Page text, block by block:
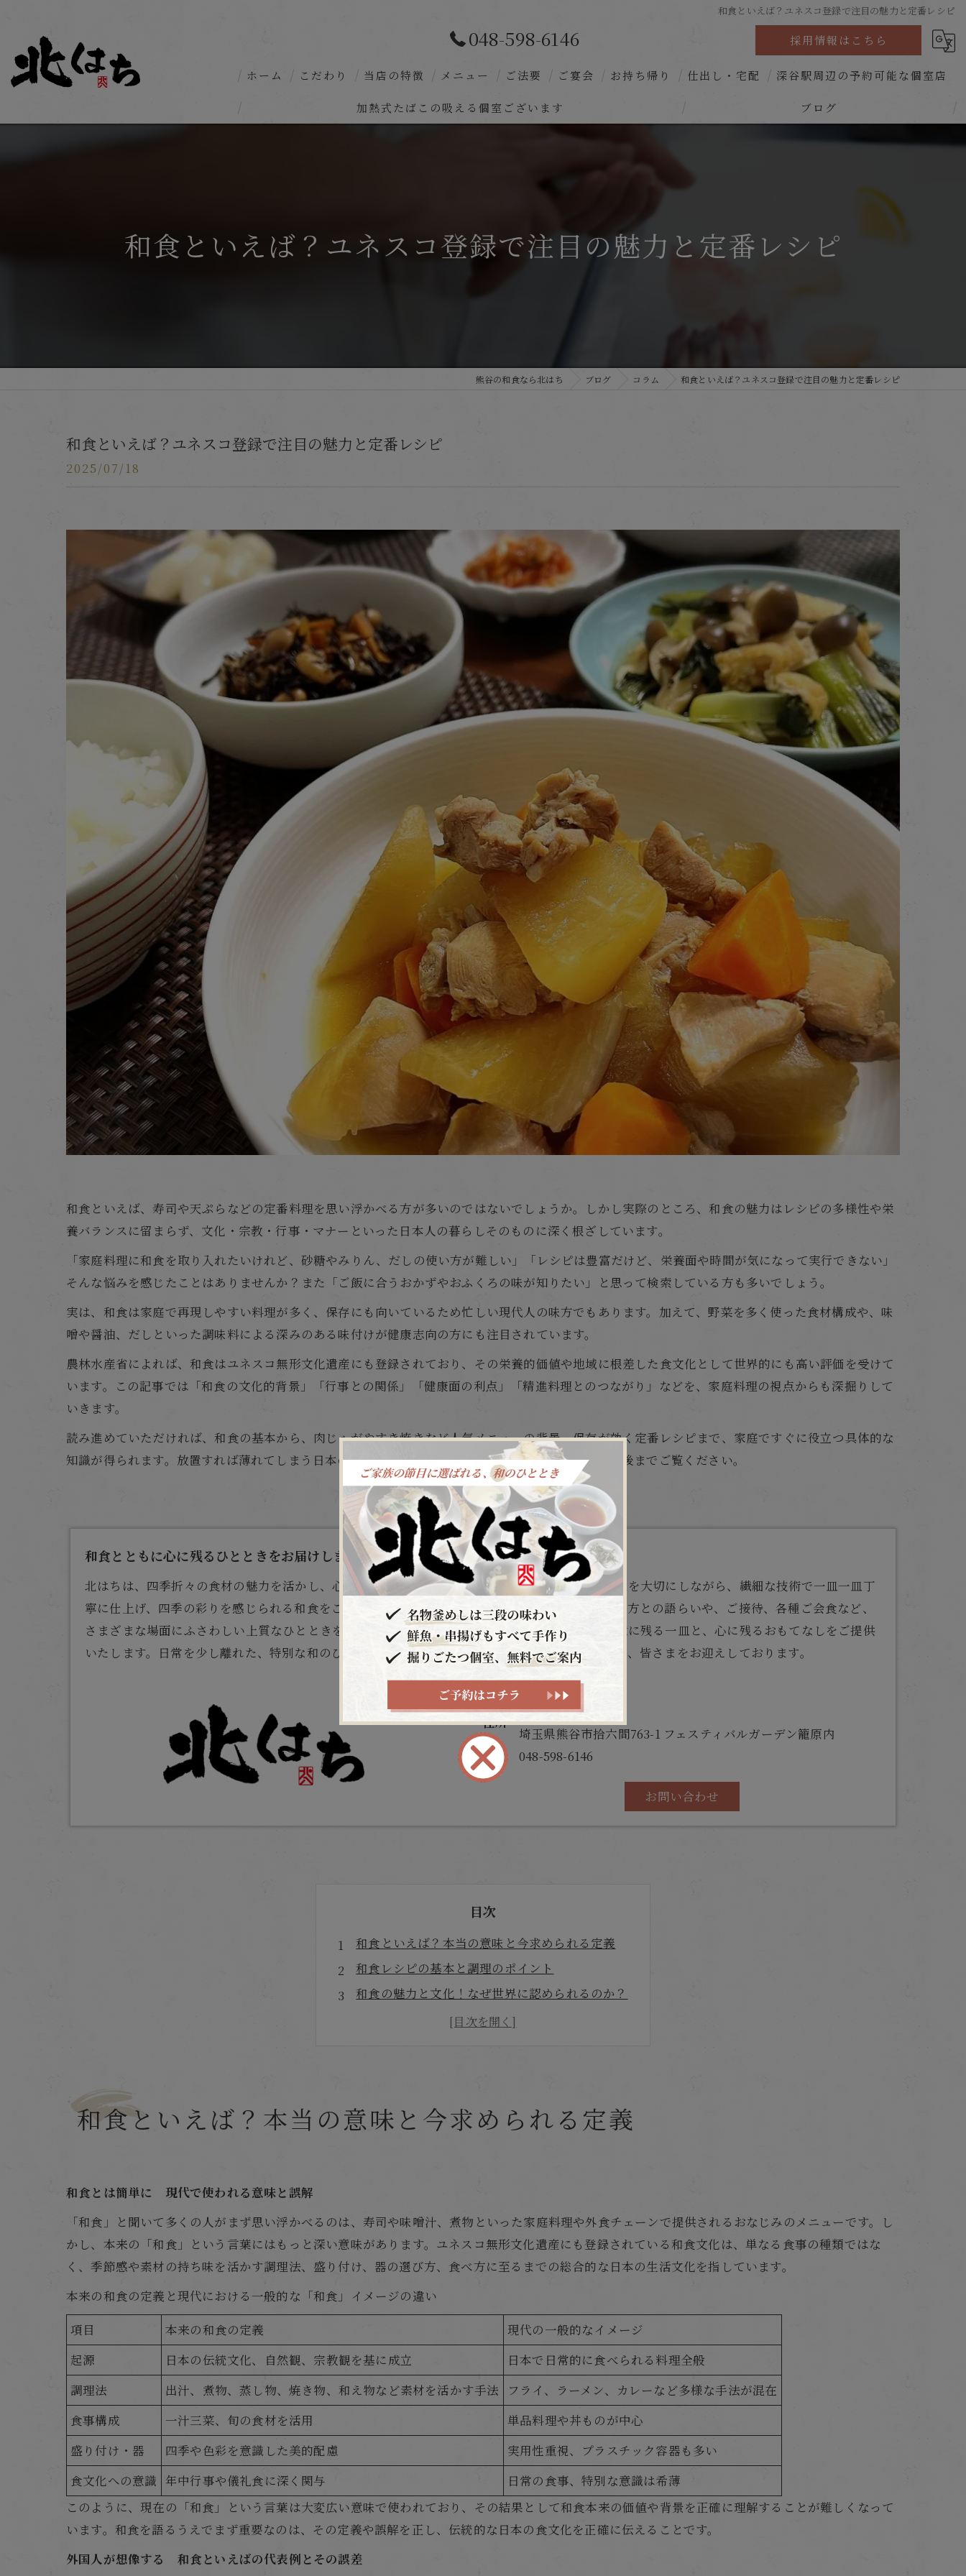
和食といえば？ユネスコ登録で注目の魅力と定番レシピ
048-598-6146 採用情報はこちら
ホーム こだわり 当店の特徴
深谷の和食
個室
メニュー ご法要 ご宴会 お持ち帰り 仕出し・宅配 深谷駅周辺の予約可能な個室店
加熱式たばこの吸える個室ございます ブログ
和食といえば？ユネスコ登録で注目の魅力と定番レシピ
熊谷の和食なら北はち ブログ コラム 和食といえば？ユネスコ登録で注目の魅力と定番レシピ
和食といえば？ユネスコ登録で注目の魅力と定番レシピ
2025/07/18
和食といえば、寿司や天ぷらなどの定番料理を思い浮かべる方が多いのではないでしょうか。しかし実際のところ、和食の魅力はレシピの多様性や栄
養バランスに留まらず、文化・宗教・行事・マナーといった日本人の暮らしそのものに深く根ざしています。
「家庭料理に和食を取り入れたいけれど、砂糖やみりん、だしの使い方が難しい」「レシピは豊富だけど、栄養面や時間が気になって実行できない」
そんな悩みを感じたことはありませんか？また「ご飯に合うおかずやおふくろの味が知りたい」と思って検索している方も多いでしょう。
実は、和食は家庭で再現しやすい料理が多く、保存にも向いているため忙しい現代人の味方でもあります。加えて、野菜を多く使った食材構成や、味
噌や醤油、だしといった調味料による深みのある味付けが健康志向の方にも注目されています。
農林水産省によれば、和食はユネスコ無形文化遺産にも登録されており、その栄養的価値や地域に根差した食文化として世界的にも高い評価を受けて
います。この記事では「和食の文化的背景」「行事との関係」「健康面の利点」「精進料理とのつながり」などを、家庭料理の視点からも深掘りして
いきます。
読み進めていただければ、和食の基本から、肉じゃがやすき焼きなど人気メニューの背景、保存が効く定番レシピまで、家庭ですぐに役立つ具体的な
知識が得られます。放置すれば薄れてしまう日本の伝統と、健康的な暮らしを守るためにも、ぜひ最後までご覧ください。
和食とともに心に残るひとときをお届けします - 北はち
北はちは、四季折々の食材の魅力を活かし、心を込めた 和食をご提供しております。素材の持ち味を大切にしながら、繊細な技術で一皿一皿丁
寧に仕上げ、四季の彩りを感じられる和食をご堪能いただけます。和の趣を感じる店内は、大切な方との語らいや、ご接待、各種ご会食など、
さまざまな場面にふさわしい上質なひとときを演出いたします。ご来店いただいたお客様に、記憶に残る一皿と、心に残るおもてなしをご提供
いたします。日常を少し離れた、特別な和のひとときをお楽しみください。一品一品に想いを込め、皆さまをお迎えしております。
北はち
住所
〒360-0846
埼玉県熊谷市拾六間763-1 フェスティバルガーデン籠原内
電話
048-598-6146
お問い合わせ
目次
和食といえば？本当の意味と今求められる定義
和食レシピの基本と調理のポイント
和食の魅力と文化！なぜ世界に認められるのか？
和食といえば？本当の意味と今求められる定義
和食とは簡単に 現代で使われる意味と誤解
「和食」と聞いて多くの人がまず思い浮かべるのは、寿司や味噌汁、煮物といった家庭料理や外食チェーンで提供されるおなじみのメニューです。し
かし、本来の「和食」という言葉にはもっと深い意味があります。ユネスコ無形文化遺産にも登録されている和食文化は、単なる食事の種類ではな
く、季節感や素材の持ち味を活かす調理法、盛り付け、器の選び方、食べ方に至るまでの総合的な日本の生活文化を指しています。
本来の和食の定義と現代における一般的な「和食」イメージの違い
項目
本来の和食の定義
現代の一般的なイメージ
起源
日本の伝統文化、自然観、宗教観を基に成立
日本で日常的に食べられる料理全般
調理法
出汁、煮物、蒸し物、焼き物、和え物など素材を活かす手法
フライ、ラーメン、カレーなど多様な手法が混在
食事構成
一汁三菜、旬の食材を活用
単品料理や丼ものが中心
盛り付け・器
四季や色彩を意識した美的配慮
実用性重視、プラスチック容器も多い
食文化への意識 年中行事や儀礼食に深く関与
日常の食事、特別な意識は希薄
このように、現在の「和食」という言葉は大変広い意味で使われており、その結果として和食本来の価値や背景を正確に理解することが難しくなって
います。和食を語るうえでまず重要なのは、その定義や誤解を正し、伝統的な日本の食文化を正確に伝えることです。
外国人が想像する 和食といえばの代表例とその誤差